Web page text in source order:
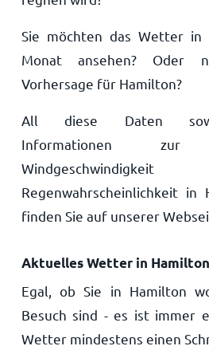
Sie möchten das Wetter
Monat ansehen? Oder
Vorhersage für Hamilton?
All diese Daten
Informationen zur
Regenwahrscheinlichkeit
finden Sie auf unserer
Aktuelles Wetter in Hamilton
Egal, ob Sie in Hamilton
Besuch sind - es ist immer
Wetter mindestens einen